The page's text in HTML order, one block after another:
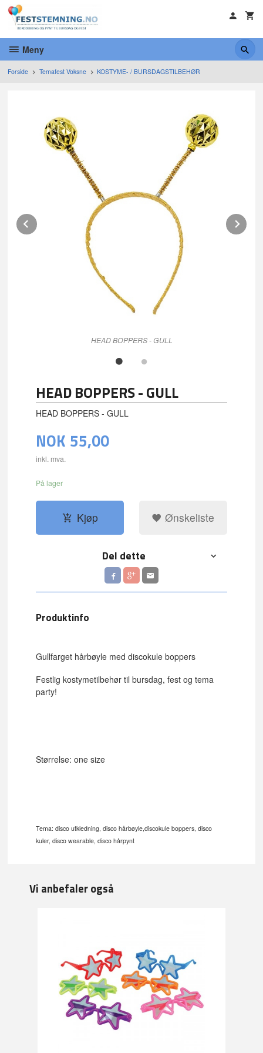
Gå
innholdet
Meny
Forside Temafest Voksne KOSTYME- / BURSDAGSTILBEHØR
HEAD BOPPERS - GULL
Prev
HEAD BOPPERS - GULL
HEAD BOPPERS - GULL
NOK 55,00
inkl. mva.
På lager
Kjøp Ønskeliste
Del dette
Produktinfo
Gullfarget hårbøyle med discokule boppers
Festlig kostymetilbehør til bursdag, fest og tema
party!
Størrelse: one size
Tema: disco utkledning, disco hårbøyle,discokule boppers, disco
kuler, disco wearable, disco hårpynt
Vi anbefaler også